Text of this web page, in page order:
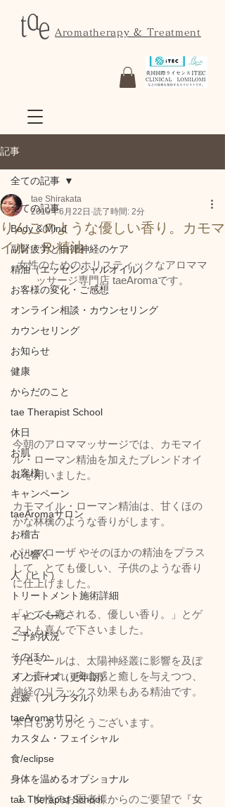
Aromatherapy & Treatment
記事
全ての記事
Body & Mind
副腎疲労と自律神経のケア
精油（エッセンシャルオイル）
お客様の変化・ご感想
オンライン相談・カウンセリング
カウンセリング
お知らせ
健康
からだのこと
tae Therapist School
休日
お肌
お客様
キャンペーン
taeAromaサロン
お稽古
心に響く
人（ヒト）
トリートメント施術詳細
キャンペーン
ご予約状況
そのほか
メノポーズ（更年期）
妊娠（プレナタル）
taeAromaサロン
カスタム・フェイシャル
食/eclipse
身体を温めるオプショナル
tae Therapist School
全ての記事
りんごのような優しい香り。カモマ
イル・R 精油
tae Shirakata
2019年6月22日 読了時間: 2分
女性のためのホリスティックなアロママ
ッサージ専門店 taeAromaです。
今朝のアロママッサージでは、カモマイ
ル・ローマン精油を加えたブレンドオイ
ルを用いました。
カモマイル・ローマン精油は、甘くほの
かな林檎のような香りがします。
パルマローザ やそのほかの精油をプラス
して、とても優しい、子供のような香り
に仕上げました。
「とても癒される、優しい香り。」とゲ
ストも喜んで下さいました。
カモミールは、太陽神経叢に影響を及ぼ
すと言われ、安心感と癒しを与えつつ、
神経のリラックス効果もある精油です。
本日もありがとうございます。
女性のお医者様からのご要望で『女